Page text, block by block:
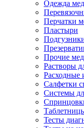
Одежда
Перчатки
Пластыри
Прочие
Растворы
Расходные
Салфетки
Системы
Тесты